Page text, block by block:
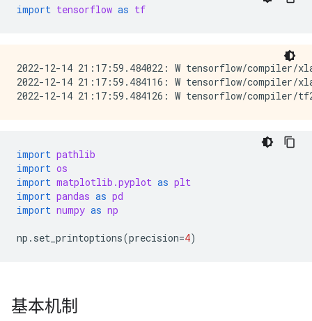
import tensorflow as tf
2022-12-14 21:17:59.484022: W tensorflow/
2022-12-14 21:17:59.484116: W tensorflow/
import pathlib
import os
import matplotlib.pyplot as plt
import pandas as pd
import numpy as np
np . set_printoptions(precision=4)
基本机制